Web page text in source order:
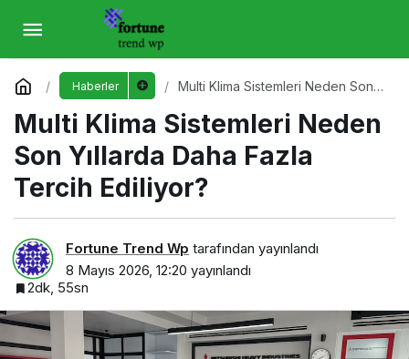
Haberler
Multi Klima Sistemleri Neden Son
Ediliyor?
Multi Klima Sistemleri Neden
Son Yıllarda Daha Fazla
Tercih Ediliyor?
Fortune Trend Wp tarafından yayınlandı
8 Mayıs 2026, 12:20 yayınlandı
2dk, 55sn
Multi Klima Sistemleri Neden Son Yıllarda
Daha Fazla Tercih Ediliyor?
Yorum Yap